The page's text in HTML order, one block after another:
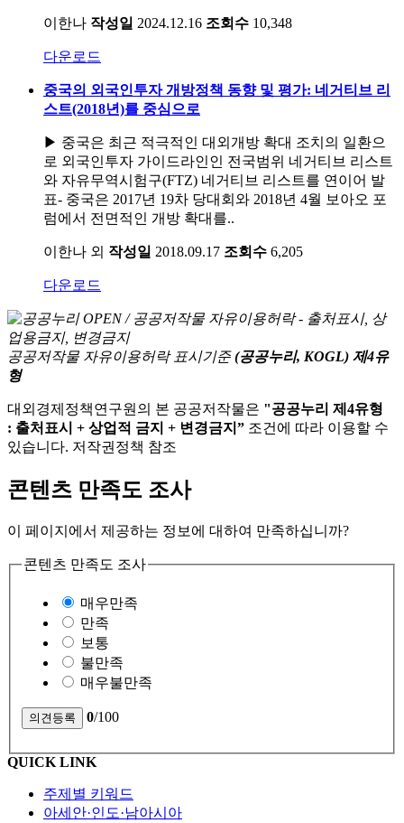
이한나 작성일 2024.12.16 조회수 10,348
다운로드
중국의 외국인투자 개방정책 동향 및 평가: 네거티브 리
스트(2018년)를 중심으로
▶ 중국은 최근 적극적인 대외개방 확대 조치의 일환으
로 외국인투자 가이드라인인 전국범위 네거티브 리스트
와 자유무역시험구(FTZ) 네거티브 리스트를 연이어 발
표- 중국은 2017년 19차 당대회와 2018년 4월 보아오 포
럼에서 전면적인 개방 확대를..
이한나 외 작성일 2018.09.17 조회수 6,205
다운로드
공공저작물 자유이용허락 표시기준 (공공누리, KOGL) 제4유
형
대외경제정책연구원의 본 공공저작물은 "공공누리 제4유형
: 출처표시 + 상업적 금지 + 변경금지” 조건에 따라 이용할 수
있습니다. 저작권정책 참조
콘텐츠 만족도 조사
이 페이지에서 제공하는 정보에 대하여 만족하십니까?
콘텐츠 만족도 조사
매우만족
만족
보통
불만족
매우불만족
0/100
QUICK LINK
주제별 키워드
아세안·인도·남아시아